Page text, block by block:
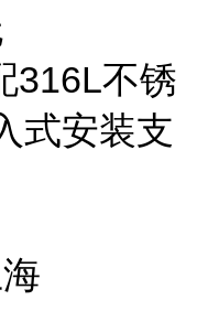
316L不锈
式安装支